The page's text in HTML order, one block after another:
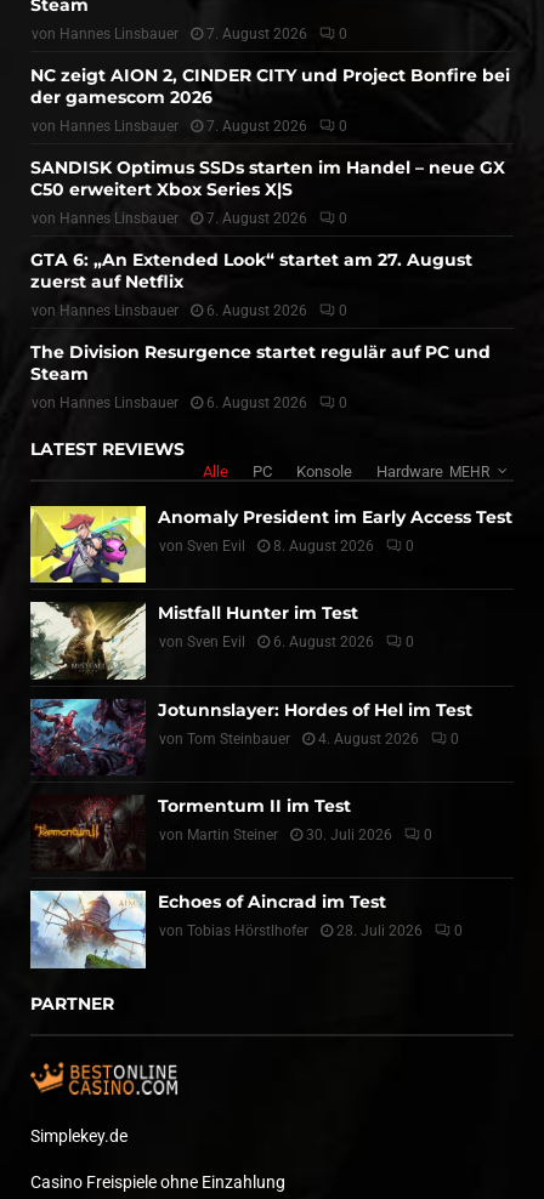
Steam
von Hannes Linsbauer 7. August 2026 0
NC zeigt AION 2, CINDER CITY und Project Bonfire bei
der gamescom 2026
von Hannes Linsbauer 7. August 2026 0
SANDISK Optimus SSDs starten im Handel – neue GX
C50 erweitert Xbox Series X|S
von Hannes Linsbauer 7. August 2026 0
GTA 6: „An Extended Look“ startet am 27. August
zuerst auf Netflix
von Hannes Linsbauer 6. August 2026 0
The Division Resurgence startet regulär auf PC und
Steam
von Hannes Linsbauer 6. August 2026 0
LATEST REVIEWS
Alle PC Konsole Hardware MEHR
Anomaly President im Early Access Test
von Sven Evil 8. August 2026 0
Mistfall Hunter im Test
von Sven Evil 6. August 2026 0
Jotunnslayer: Hordes of Hel im Test
von Tom Steinbauer 4. August 2026 0
Tormentum II im Test
von Martin Steiner 30. Juli 2026 0
Echoes of Aincrad im Test
von Tobias Hörstlhofer 28. Juli 2026 0
PARTNER
Simplekey.de
Casino Freispiele ohne Einzahlung